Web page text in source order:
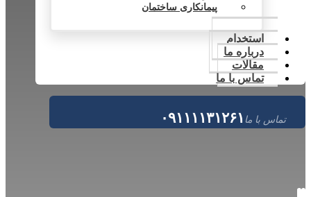
پیمانکاری ساختمان
استخدام
درباره ما
مقالات
تماس با ما
تماس با ما ۰۹۱۱۱۱۳۱۲۶۱